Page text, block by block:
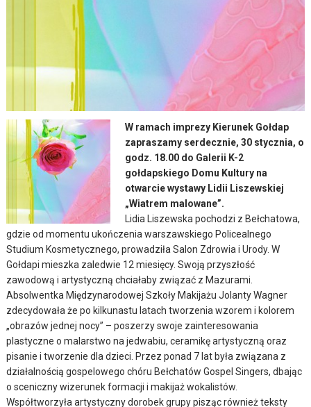
W ramach imprezy Kierunek Gołdap
zapraszamy serdecznie, 30 stycznia, o
godz. 18.00 do Galerii K-2
gołdapskiego Domu Kultury na
otwarcie wystawy Lidii Liszewskiej
„Wiatrem malowane”.
Lidia Liszewska pochodzi z Bełchatowa,
gdzie od momentu ukończenia warszawskiego Policealnego
Studium Kosmetycznego, prowadziła Salon Zdrowia i Urody. W
Gołdapi mieszka zaledwie 12 miesięcy. Swoją przyszłość
zawodową i artystyczną chciałaby związać z Mazurami.
Absolwentka Międzynarodowej Szkoły Makijażu Jolanty Wagner
zdecydowała że po kilkunastu latach tworzenia wzorem i kolorem
„obrazów jednej nocy” – poszerzy swoje zainteresowania
plastyczne o malarstwo na jedwabiu, ceramikę artystyczną oraz
pisanie i tworzenie dla dzieci. Przez ponad 7 lat była związana z
działalnością gospelowego chóru Bełchatów Gospel Singers, dbając
o sceniczny wizerunek formacji i makijaż wokalistów.
Współtworzyła artystyczny dorobek grupy pisząc również teksty